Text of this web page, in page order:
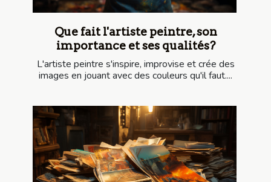
Que fait l'artiste peintre, son
importance et ses qualités?
L'artiste peintre s'inspire, improvise et crée des
images en jouant avec des couleurs qu'il faut....